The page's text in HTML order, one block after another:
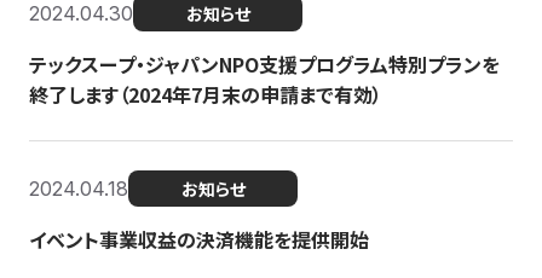
2024.04.30 お知らせ
テックスープ・ジャパンNPO支援プログラム特別プランを
終了します（2024年7月末の申請まで有効）
2024.04.18 お知らせ
イベント事業収益の決済機能を提供開始